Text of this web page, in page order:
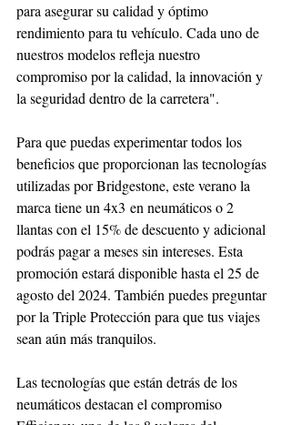
para asegurar su calidad y óptimo
rendimiento para tu vehículo. Cada uno de
nuestros modelos refleja nuestro
compromiso por la calidad, la innovación y
la seguridad dentro de la carretera".
Para que puedas experimentar todos los
beneficios que proporcionan las tecnologías
utilizadas por Bridgestone, este verano la
marca tiene un 4x3 en neumáticos o 2
llantas con el 15% de descuento y adicional
podrás pagar a meses sin intereses. Esta
promoción estará disponible hasta el 25 de
agosto del 2024. También puedes preguntar
por la Triple Protección para que tus viajes
sean aún más tranquilos.
Las tecnologías que están detrás de los
neumáticos destacan el compromiso